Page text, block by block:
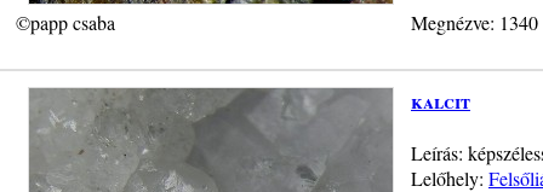
©papp csaba Megnézve:
kalcit
Leírás:
Lelőhely: